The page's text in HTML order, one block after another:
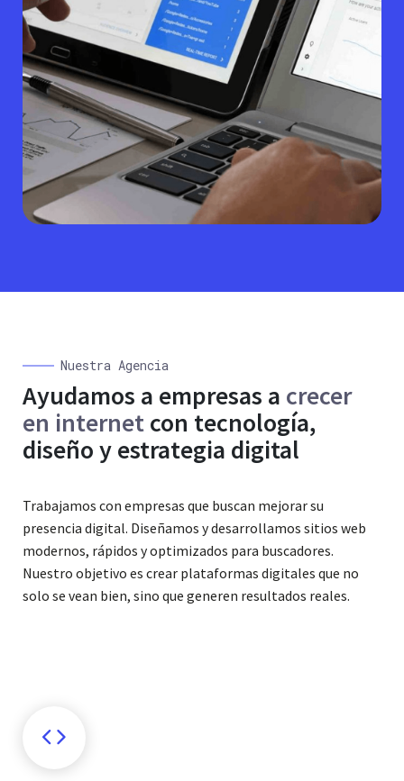
Nuestra Agencia
Ayudamos a empresas a crecer
en internetcon tecnología,
diseño y estrategia digital
Trabajamos con empresas que buscan mejorar su
presencia digital. Diseñamos y desarrollamos sitios web
modernos, rápidos y optimizados para buscadores.
Nuestro objetivo es crear plataformas digitales que no
solo se vean bien, sino que generen resultados reales.